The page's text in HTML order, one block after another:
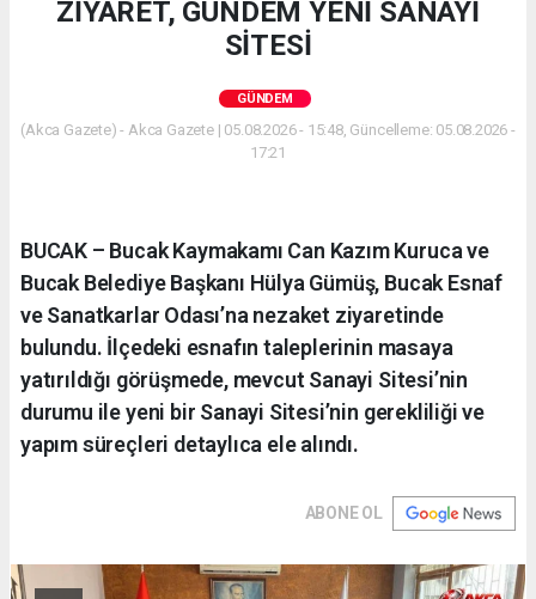
ZİYARET, GÜNDEM YENİ SANAYİ
SİTESİ
GÜNDEM
(Akca Gazete) - Akca Gazete | 05.08.2026 - 15:48, Güncelleme: 05.08.2026 -
17:21
BUCAK – Bucak Kaymakamı Can Kazım Kuruca ve
Bucak Belediye Başkanı Hülya Gümüş, Bucak Esnaf
ve Sanatkarlar Odası’na nezaket ziyaretinde
bulundu. İlçedeki esnafın taleplerinin masaya
yatırıldığı görüşmede, mevcut Sanayi Sitesi’nin
durumu ile yeni bir Sanayi Sitesi’nin gerekliliği ve
yapım süreçleri detaylıca ele alındı.
ABONE OL